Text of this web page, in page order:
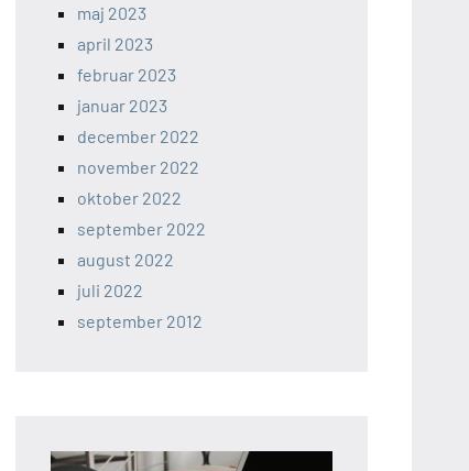
maj 2023
april 2023
februar 2023
januar 2023
december 2022
november 2022
oktober 2022
september 2022
august 2022
juli 2022
september 2012